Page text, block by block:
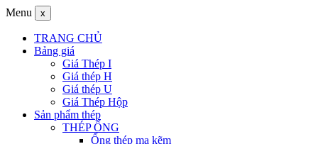
Menu x
TRANG CHỦ
Bảng giá
Giá Thép I
Giá thép H
Giá thép U
Giá Thép Hộp
Sản phẩm thép
THÉP ỐNG
Ống thép mạ kẽm